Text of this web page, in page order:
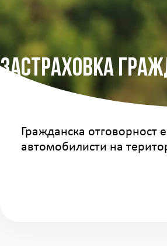
Застраховка
Гражданска отговорност
автомобилисти на